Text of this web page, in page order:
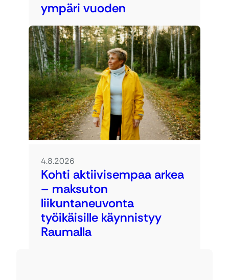
ympäri vuoden
4.8.2026
Kohti aktiivisempaa arkea
– maksuton
liikuntaneuvonta
työikäisille käynnistyy
Raumalla